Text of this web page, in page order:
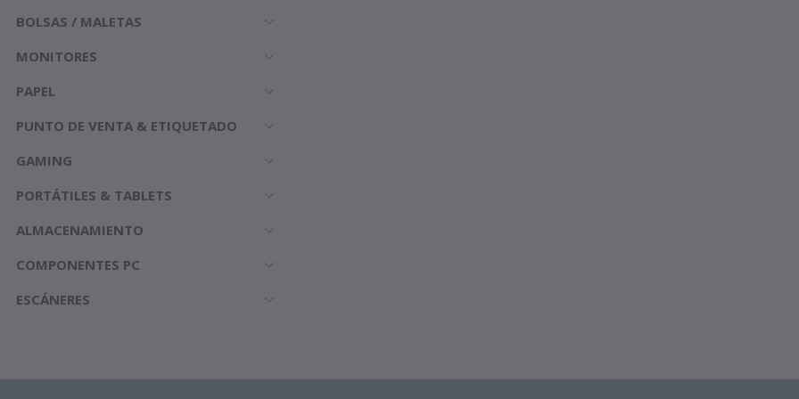
BOLSAS / MALETAS
MONITORES
PAPEL
PUNTO DE VENTA & ETIQUETADO
GAMING
PORTÁTILES & TABLETS
ALMACENAMIENTO
COMPONENTES PC
ESCÁNERES